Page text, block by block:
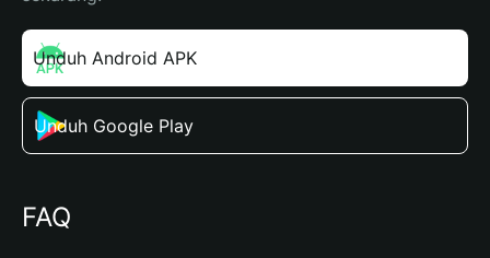
Unduh Android APK
Unduh Google Play
FAQ